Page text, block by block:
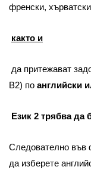
френски,
както и
да притежават
B2) по английски
Език 2 трябва да
Следователно във
да изберете